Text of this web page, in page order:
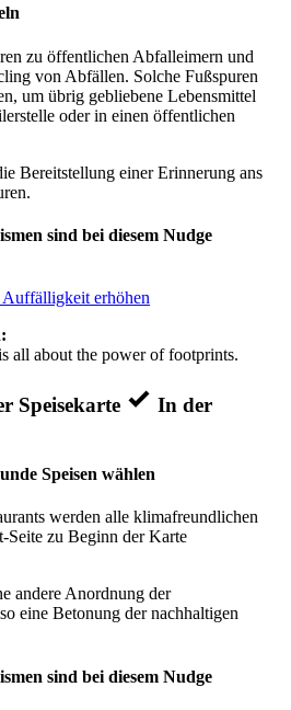
zu öffentlichen Abfalleimern und
von Abfällen. Solche Fußspuren
um übrig gebliebene Lebensmittel
oder in einen öffentlichen
Bereitstellung einer Erinnerung ans
sind bei diesem Nudge
Auffälligkeit erhöhen
all about the power of footprints.
Speisekarte
In der
Speisen wählen
werden alle klimafreundlichen
zu Beginn der Karte
andere Anordnung der
eine Betonung der nachhaltigen
sind bei diesem Nudge